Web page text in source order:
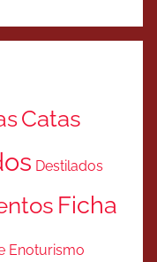
Catas
Destilados
Ficha
Enoturismo